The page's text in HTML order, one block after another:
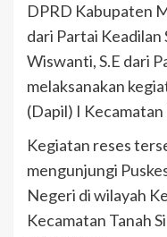
DPRD Kabupaten
dari Partai Keadilan
Wiswanti, S.E dari
melaksanakan
(Dapil) I
Kegiatan reses
mengunjungi
Negeri di wilayah
Kecamatan Tanah